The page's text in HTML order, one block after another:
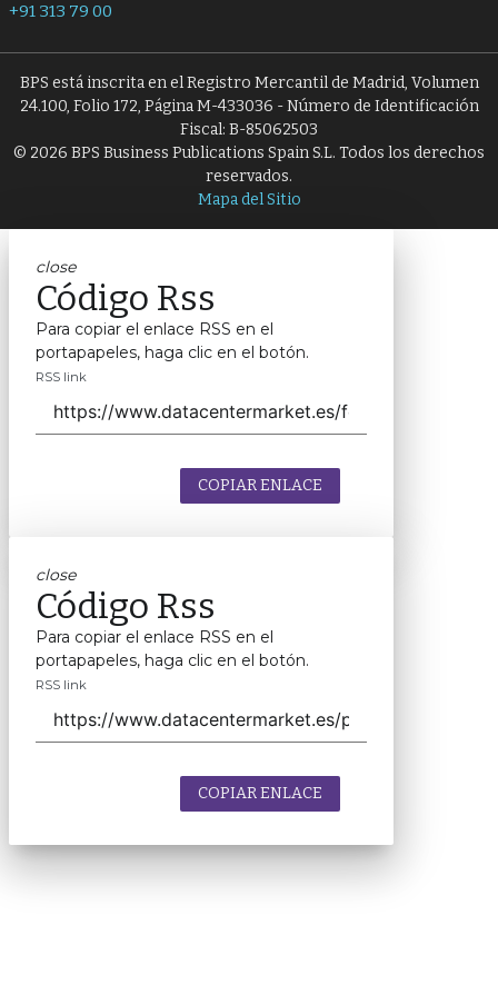
+91 313 79 00
BPS está inscrita en el Registro Mercantil de Madrid, Volumen
24.100, Folio 172, Página M-433036 - Número de Identificación
Fiscal: B-85062503
© 2026 BPS Business Publications Spain S.L. Todos los derechos
reservados.
Mapa del Sitio
close
Código Rss
Para copiar el enlace RSS en el
portapapeles, haga clic en el botón.
RSS link
COPIAR ENLACE
close
Código Rss
Para copiar el enlace RSS en el
portapapeles, haga clic en el botón.
RSS link
COPIAR ENLACE